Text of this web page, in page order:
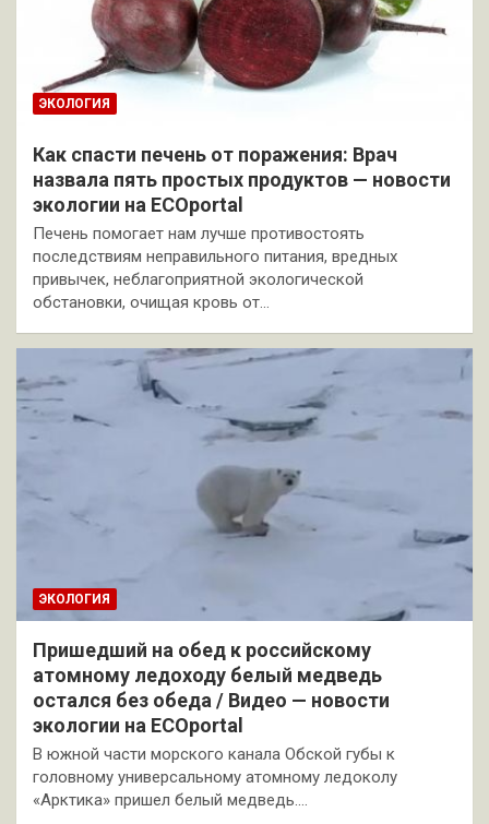
ЭКОЛОГИЯ
Как спасти печень от поражения: Врач
назвала пять простых продуктов — новости
экологии на ECOportal
Печень помогает нам лучше противостоять
последствиям неправильного питания, вредных
привычек, неблагоприятной экологической
обстановки, очищая кровь от…
ЭКОЛОГИЯ
Пришедший на обед к российскому
атомному ледоходу белый медведь
остался без обеда / Видео — новости
экологии на ECOportal
В южной части морского канала Обской губы к
головному универсальному атомному ледоколу
«Арктика» пришел белый медведь.…